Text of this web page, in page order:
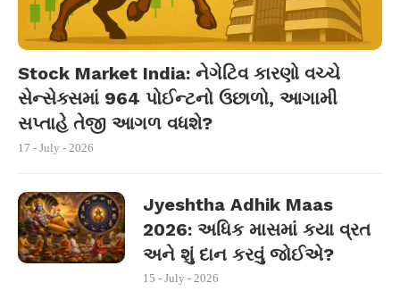
Stock Market India: નેગેટિવ કારણો વચ્ચે
સેન્સેક્સમાં 964 પોઈન્ટનો ઉછાળો, આગામી
સપ્તાહે તેજી આગળ વધશે?
17 - July - 2026
Jyeshtha Adhik Maas
2026: અધિક માસમાં કયા વ્રત
અને શું દાન કરવું જોઈએ?
15 - July - 2026